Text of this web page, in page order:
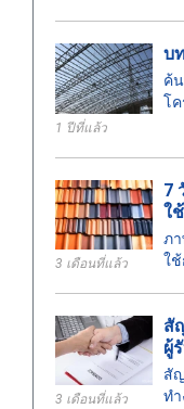
ที่เ
1 ปีที่แล้ว
บ
ค้
โค
3 เดือนที่แล้ว
7
ใ
ภ
ใช้
3 เดือนที่แล้ว
สั
ผู้
สั
ท